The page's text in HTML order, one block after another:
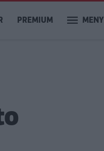
PREMIUM MENY